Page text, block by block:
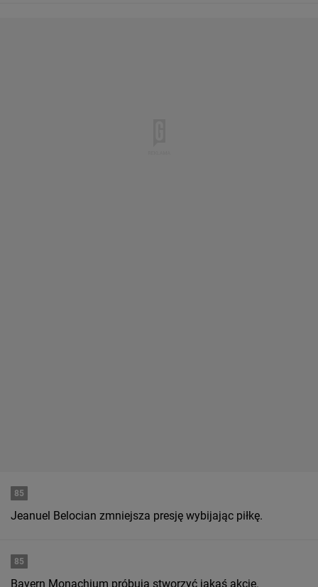
85
Jeanuel Belocian zmniejsza presję wybijając piłkę.
85
Bayern Monachium próbuja stworzyć jakąś akcję.